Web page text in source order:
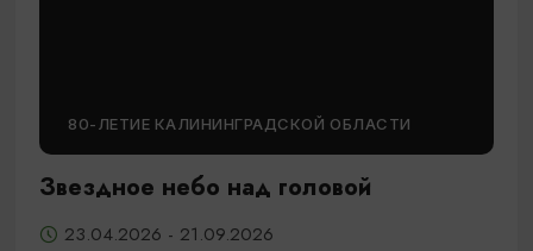
80-ЛЕТИЕ КАЛИНИНГРАДСКОЙ ОБЛАСТИ
Звездное небо над головой
23.04.2026 - 21.09.2026